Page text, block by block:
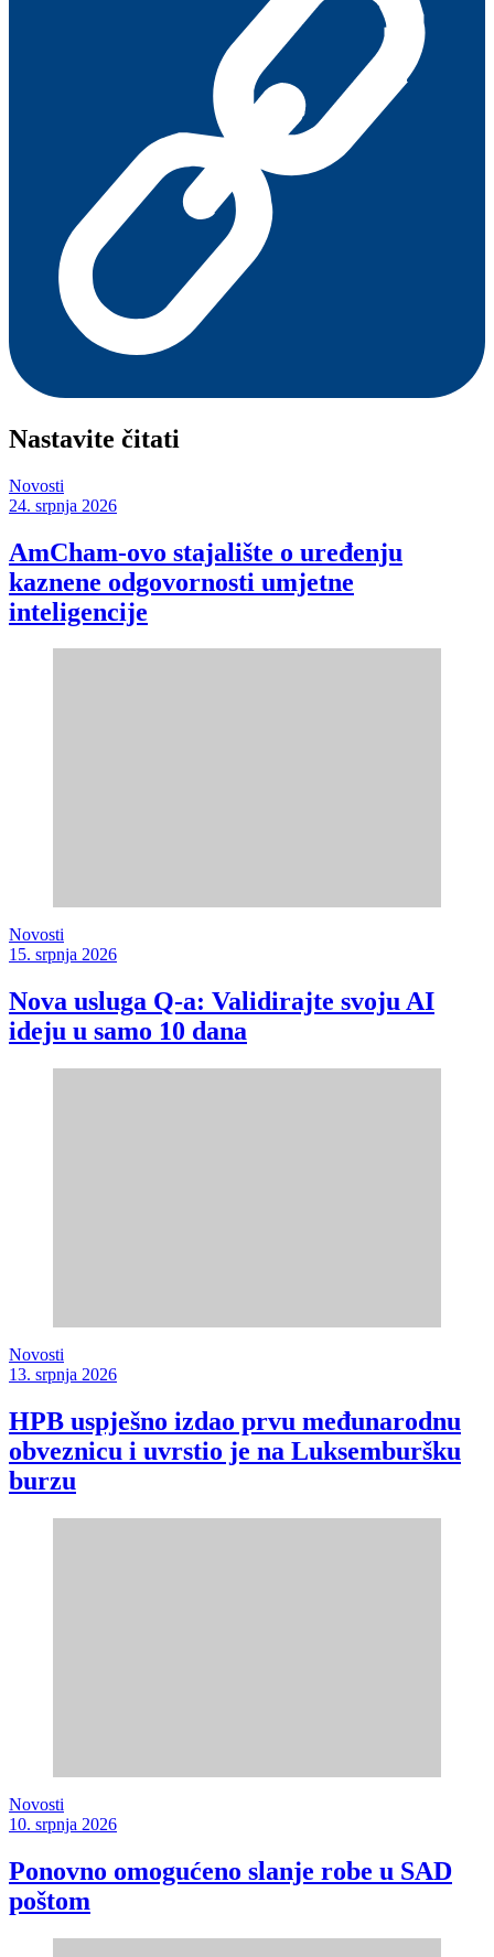
Nastavite čitati
Novosti
24. srpnja 2026
AmCham-ovo stajalište o uređenju
kaznene odgovornosti umjetne
inteligencije
Novosti
15. srpnja 2026
Nova usluga Q-a: Validirajte svoju AI
ideju u samo 10 dana
Novosti
13. srpnja 2026
HPB uspješno izdao prvu međunarodnu
obveznicu i uvrstio je na Luksemburšku
burzu
Novosti
10. srpnja 2026
Ponovno omogućeno slanje robe u SAD
poštom